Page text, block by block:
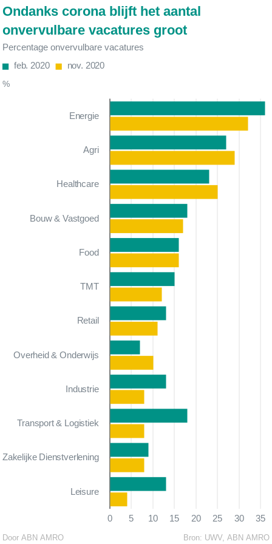
Ondanks corona blijft het aantal
onvervulbare vacatures groot
Percentage onvervulbare vacatures
%
feb. 2020 nov. 2020
0 5 10 15 20 25 30 35
Bron: UWV, ABN AMRO
Door ABN AMRO
Energie
Agri
Healthcare
Bouw & Vastgoed
Food
TMT
Retail
Overheid & Onderwijs
Industrie
Transport & Logistiek
Zakelijke Dienstverlening
Leisure